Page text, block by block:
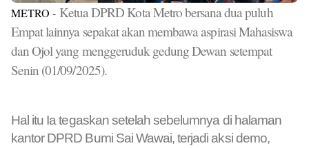
METRO - Ketua DPRD Kota Metro bersana dua puluh
Empat lainnya sepakat akan membawa aspirasi Mahasiswa
dan Ojol yang menggeruduk gedung Dewan setempat
Senin (01/09/2025).
Hal itu Ia tegaskan setelah sebelumnya di halaman
kantor DPRD Bumi Sai Wawai, terjadi aksi demo,